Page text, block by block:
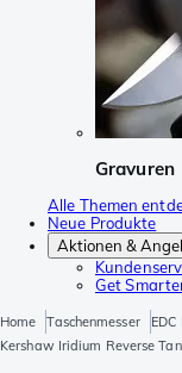
Gravuren
Alle Themen
Neue Produkte
Aktionen &
Get
Home Taschenmesser
EDC
Kershaw Iridium Reverse